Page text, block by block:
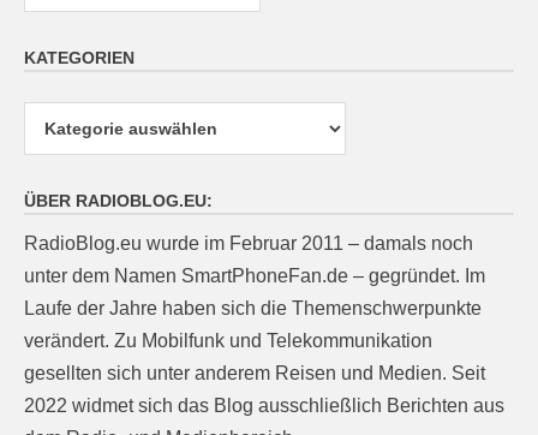
KATEGORIEN
ÜBER RADIOBLOG.EU:
RadioBlog.eu wurde im Februar 2011 – damals noch
unter dem Namen SmartPhoneFan.de – gegründet. Im
Laufe der Jahre haben sich die Themenschwerpunkte
verändert. Zu Mobilfunk und Telekommunikation
gesellten sich unter anderem Reisen und Medien. Seit
2022 widmet sich das Blog ausschließlich Berichten aus